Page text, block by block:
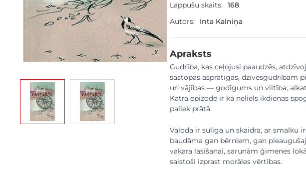
View larger imageView larger image
Lappušu skaits:
168
Autors:
Inta Kalniņa
Apraksts
Gudrība, kas ceļojusi paaudzēs,
sastopas asprātīgās, dzīvesgudrībām
un vājības — godīgums un viltība,
Katra epizode ir kā neliels ikdienas
paliek prātā.
Valoda ir sulīga un skaidra, ar smalku
baudāma gan bērniem, gan
vakara lasīšanai, sarunām ģimenes
saistoši izprast morāles vērtības.